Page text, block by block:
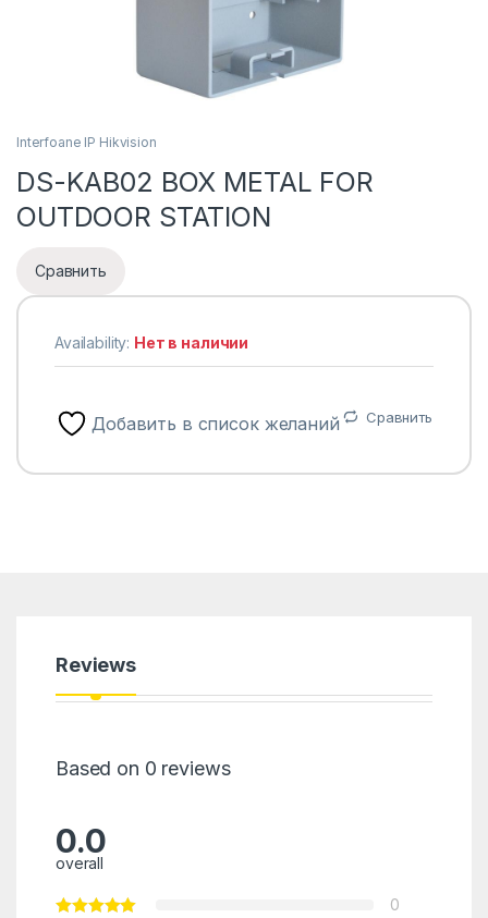
Interfoane IP Hikvision
DS-KAB02 BOX METAL FOR
OUTDOOR STATION
Сравнить
Availability: Нет в наличии
Добавить в список желаний Сравнить
Reviews
Based on 0 reviews
0.0
overall
0